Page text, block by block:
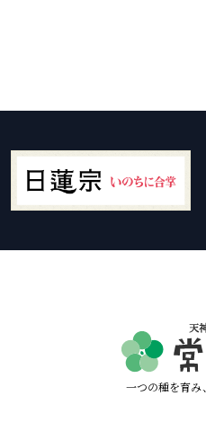
一つの種を育み